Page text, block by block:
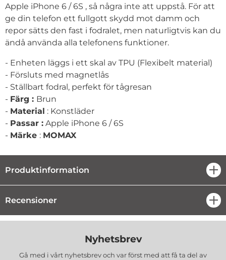
Apple iPhone 6 / 6S , så några inte att uppstå. För att
ge din telefon ett fullgott skydd mot damm och
repor sätts den fast i fodralet, men naturligtvis kan du
ändå använda alla telefonens funktioner.
- Enheten läggs i ett skal av TPU (Flexibelt material)
- Försluts med magnetlås
- Ställbart fodral, perfekt för tågresan
- Färg : Brun
- Material : Konstläder
- Passar : Apple iPhone 6 / 6S
- Märke : MOMAX
Produktinformation
Recensioner
Nyhetsbrev
Gå med i vårt nyhetsbrev och var först med att få ta del av